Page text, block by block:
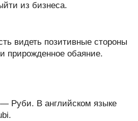
из бизнеса.
видеть позитивные стороны
прирожденное обаяние.
Руби. В английском языке